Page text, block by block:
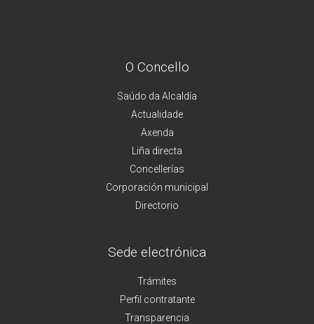
O Concello
Saúdo da Alcaldía
Actualidade
Axenda
Liña directa
Concellerías
Corporación municipal
Directorio
Sede electrónica
Trámites
Perfil contratante
Transparencia